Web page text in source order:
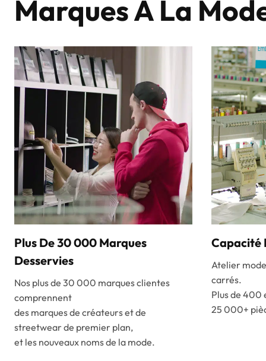
Marques À La
Plus De 30 000 Marques
Desservies
Nos plus de 30 000 marques clientes
comprennent
des marques de créateurs et de
streetwear de premier plan,
et les nouveaux noms de la mode.
Capacité
Atelier
carrés.
Plus de 400
25 000+